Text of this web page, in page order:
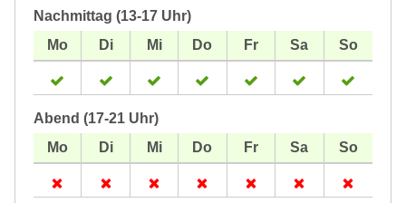
Nachmittag (13-17 Uhr)
Abend (17-21 Uhr)